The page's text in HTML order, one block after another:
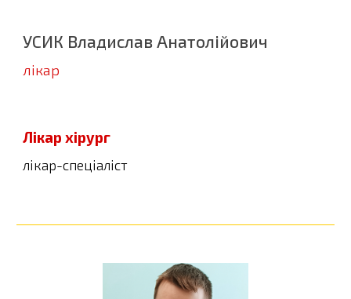
УСИК Владислав Анатолійович
лікар
Лікар хірург
лікар-спеціаліст